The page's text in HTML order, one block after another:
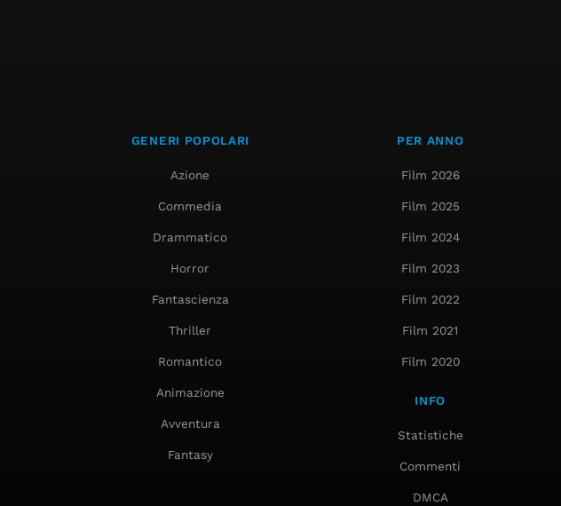
GENERI POPOLARI
Azione
Commedia
Drammatico
Horror
Fantascienza
Thriller
Romantico
Animazione
Avventura
Fantasy
PER ANNO
Film 2026
Film 2025
Film 2024
Film 2023
Film 2022
Film 2021
Film 2020
INFO
Statistiche
Commenti
DMCA